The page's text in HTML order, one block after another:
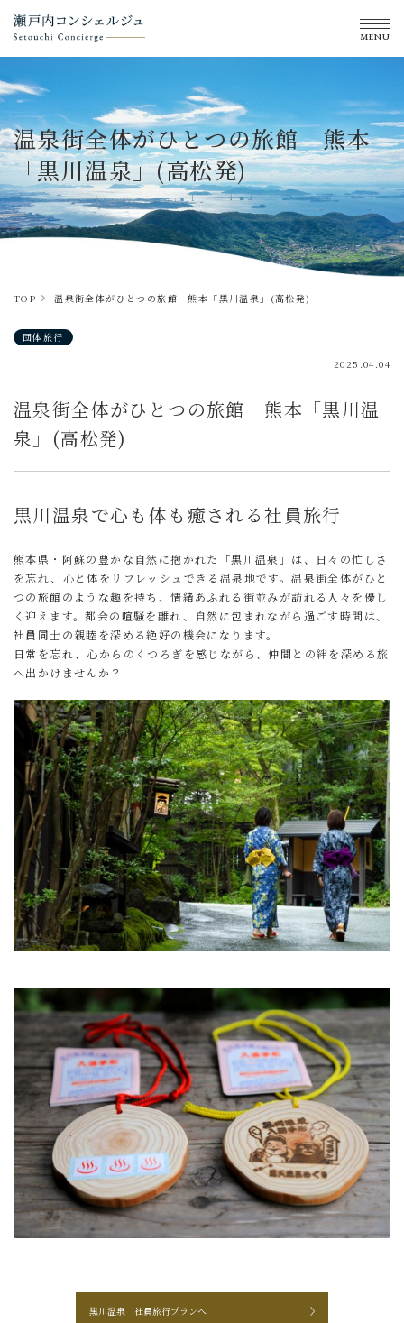
MENU
温泉街全体がひとつの旅館 熊本
「黒川温泉」(高松発)
TOP 温泉街全体がひとつの旅館 熊本「黒川温泉」(高松発)
団体旅行
2025.04.04
温泉街全体がひとつの旅館 熊本「黒川温
泉」(高松発)
黒川温泉で心も体も癒される社員旅行
熊本県・阿蘇の豊かな自然に抱かれた「黒川温泉」は、日々の忙しさ
を忘れ、心と体をリフレッシュできる温泉地です。温泉街全体がひと
つの旅館のような趣を持ち、情緒あふれる街並みが訪れる人々を優し
く迎えます。都会の喧騒を離れ、自然に包まれながら過ごす時間は、
社員同士の親睦を深める絶好の機会になります。
日常を忘れ、心からのくつろぎを感じながら、仲間との絆を深める旅
へ出かけませんか？
黒川温泉 社員旅行プランへ